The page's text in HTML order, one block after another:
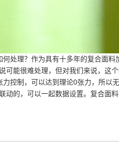
何处理？作为具有十多年的复合面
可能很难处理，但对我们来说，这个
控制，可以达到理论0张力，所以
动的，可以一起数据设置。复合面